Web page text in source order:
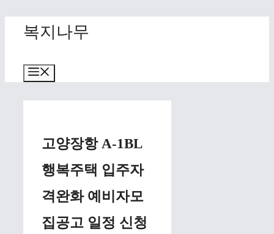
content
복지나무
고양장항 A-1BL
행복주택 입주자
격완화 예비자모
집공고 일정 신청